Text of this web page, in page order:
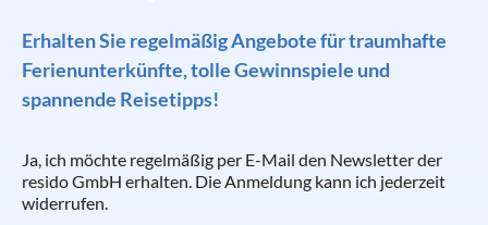
Erhalten Sie regelmäßig Angebote für traumhafte
Ferienunterkünfte, tolle Gewinnspiele und
spannende Reisetipps!
Ja, ich möchte regelmäßig per E-Mail den Newsletter der
resido GmbH erhalten. Die Anmeldung kann ich jederzeit
widerrufen.